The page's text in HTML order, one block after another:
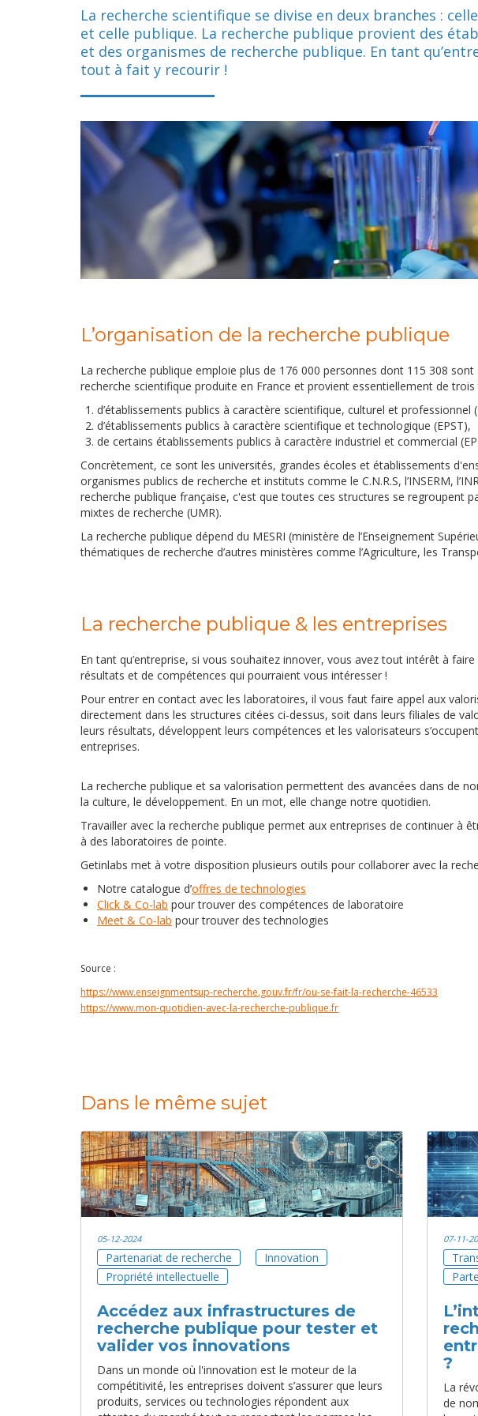
La recherche scientifique se divise en deux branches :
et celle publique. La recherche publique provient des
et des organismes de recherche publique. En tant
tout à fait y recourir !
L’organisation de la recherche publique
La recherche publique emploie plus de 176 000 personnes dont 115 308
recherche scientifique produite en France et provient essentiellement de trois
d’établissements publics à caractère scientifique, culturel et professionnel
d’établissements publics à caractère scientifique et technologique (EPST),
de certains établissements publics à caractère industriel et commercial
Concrètement, ce sont les universités, grandes écoles et établissements
organismes publics de recherche et instituts comme le C.N.R.S, l’INSERM,
recherche publique française, c'est que toutes ces structures se regroupent
mixtes de recherche (UMR).
La recherche publique dépend du MESRI (ministère de l’Enseignement
thématiques de recherche d’autres ministères comme l’Agriculture, les
La recherche publique & les entreprises
En tant qu’entreprise, si vous souhaitez innover, vous avez tout intérêt à
résultats et de compétences qui pourraient vous intéresser !
Pour entrer en contact avec les laboratoires, il vous faut faire appel aux
directement dans les structures citées ci-dessus, soit dans leurs filiales de
leurs résultats, développent leurs compétences et les valorisateurs
entreprises.
La recherche publique et sa valorisation permettent des avancées dans de
la culture, le développement. En un mot, elle change notre quotidien.
Travailler avec la recherche publique permet aux entreprises de continuer à
à des laboratoires de pointe.
Getinlabs met à votre disposition plusieurs outils pour collaborer avec la
Notre catalogue d’offres de technologies
Click & Co-lab pour trouver des compétences de laboratoire
Meet & Co-lab pour trouver des technologies
Source :
https://www.enseignmentsup-recherche.gouv.fr/fr/ou-se-fait-la-recherche-46533
https://www.mon-quotidien-avec-la-recherche-publique.fr
Dans le même sujet
05-12-2024
Partenariat de recherche
Innovation
Propriété intellectuelle
Accédez aux infrastructures de
recherche publique pour tester et
valider vos innovations
Dans un monde où l'innovation est le moteur de la
compétitivité, les entreprises doivent s’assurer que leurs
produits, services ou technologies répondent aux
07-11-
?
La
de